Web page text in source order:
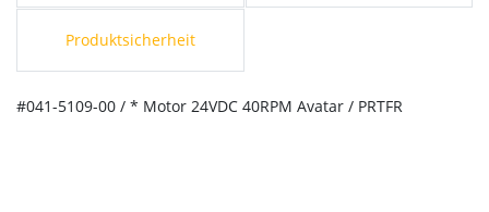
Produktsicherheit
#041-5109-00 / * Motor 24VDC 40RPM Avatar / PRTFR